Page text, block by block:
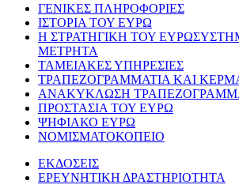
ΓΕΝΙΚΕΣ ΠΛΗΡΟΦΟΡΙΕΣ
ΙΣΤΟΡΙΑ ΤΟΥ ΕΥΡΩ
Η ΣΤΡΑΤΗΓΙΚΗ ΤΟΥ
ΜΕΤΡΗΤΑ
ΤΑΜΕΙΑΚΕΣ ΥΠΗΡΕΣΙΕΣ
ΤΡΑΠΕΖΟΓΡΑΜΜΑΤΙΑ ΚΑΙ
ΑΝΑΚΥΚΛΩΣΗ
ΠΡΟΣΤΑΣΙΑ ΤΟΥ ΕΥΡΩ
ΨΗΦΙΑΚΟ ΕΥΡΩ
ΝΟΜΙΣΜΑΤΟΚΟΠΕΙΟ
ΕΚΔΟΣΕΙΣ
ΕΡΕΥΝΗΤΙΚΗ ΔΡΑΣΤΗΡΙΟΤΗΤΑ